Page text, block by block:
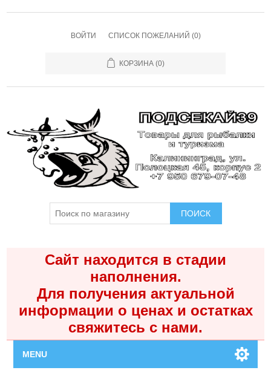
ВОЙТИ СПИСОК ПОЖЕЛАНИЙ (0)
КОРЗИНА (0)
ПОИСК
Сайт находится в стадии
наполнения.
Для получения актуальной
информации о ценах и остатках
свяжитесь с нами.
MENU